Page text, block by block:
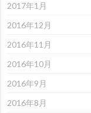
2017年1月
2016年12月
2016年11月
2016年10月
2016年9月
2016年8月